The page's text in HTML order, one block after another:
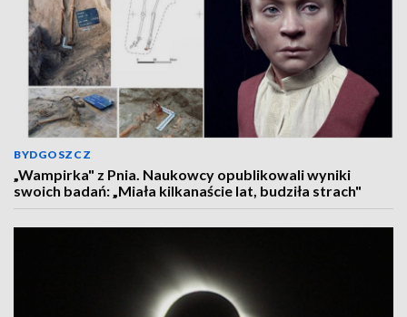
BYDGOSZCZ
„Wampirka" z Pnia. Naukowcy opublikowali wyniki
swoich badań: „Miała kilkanaście lat, budziła strach"